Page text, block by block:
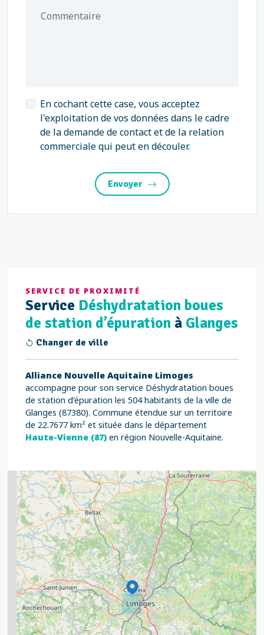
Commentaire
En cochant cette case, vous acceptez
l'exploitation de vos données dans le cadre
de la demande de contact et de la relation
commerciale qui peut en découler.
Envoyer
SERVICE DE PROXIMITÉ
Service Déshydratation boues
de station d’épuration à Glanges
Changer de ville
Alliance Nouvelle Aquitaine Limoges
accompagne pour son service Déshydratation boues
de station d’épuration les 504 habitants de la ville de
Glanges (87380). Commune étendue sur un territoire
de 22.7677 km² et située dans le département
Haute-Vienne (87) en région Nouvelle-Aquitaine.
2
7
6
20
2
9
8
5
11
15
7